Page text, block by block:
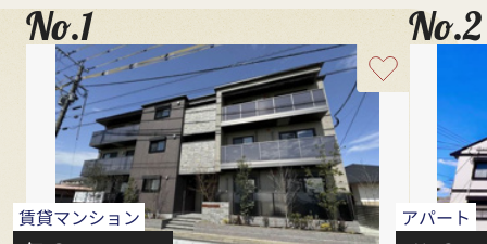
No.1
賃貸マンション
No.2
アパート